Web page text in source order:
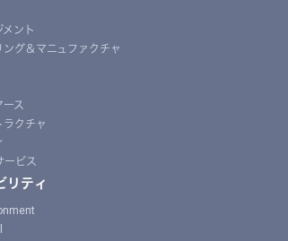
メント
ング＆マニュファクチャ
ース
ラクチャ
ービス
リティ